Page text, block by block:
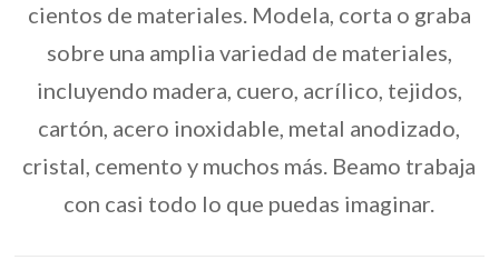
cientos de materiales. Modela, corta o graba
sobre una amplia variedad de materiales,
incluyendo madera, cuero, acrílico, tejidos,
cartón, acero inoxidable, metal anodizado,
cristal, cemento y muchos más. Beamo trabaja
con casi todo lo que puedas imaginar.